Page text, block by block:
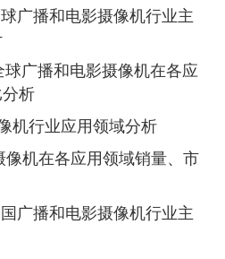
广播和电影摄像机行业主
广播和电影摄像机在各应
析
机行业应用领域分析
像机在各应用领域销量、市
广播和电影摄像机行业主